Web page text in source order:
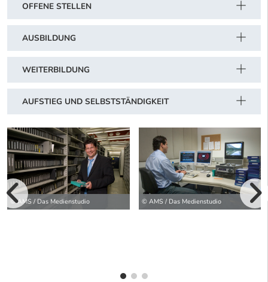
OFFENE STELLEN
AUSBILDUNG
WEITERBILDUNG
AUFSTIEG UND SELBSTSTÄNDIGKEIT
© AMS / Das Medienstudio © AMS / Das Medienstudio